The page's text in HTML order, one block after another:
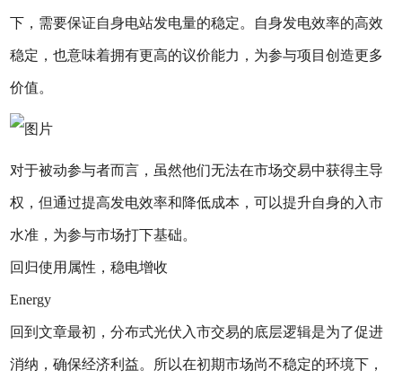
下，需要保证自身电站发电量的稳定。自身发电效率的高效
稳定，也意味着拥有更高的议价能力，为参与项目创造更多
价值。
对于被动参与者而言，虽然他们无法在市场交易中获得主导
权，但通过提高发电效率和降低成本，可以提升自身的入市
水准，为参与市场打下基础。
回归使用属性，稳电增收
Energy
回到文章最初，分布式光伏入市交易的底层逻辑是为了促进
消纳，确保经济利益。所以在初期市场尚不稳定的环境下，